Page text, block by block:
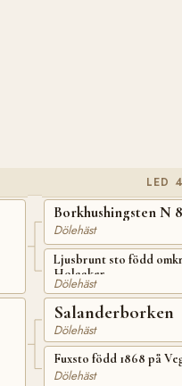
LED 4
Borkhushingsten N
Dölehäst
Ljusbrunt sto född
Holaaker
Dölehäst
Salanderborken
Dölehäst
Fuxsto född 1868 på
Dölehäst